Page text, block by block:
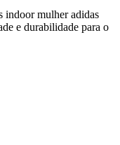
indoor mulher adidas
e durabilidade para o